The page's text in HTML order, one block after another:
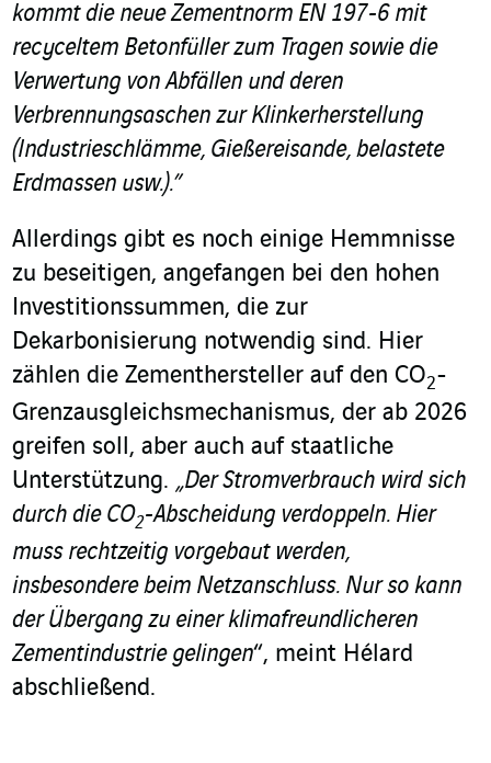
kommt die neue Zementnorm EN 197-6 mit
recyceltem Betonfüller zum Tragen sowie die
Verwertung von Abfällen und deren
Verbrennungsaschen zur Klinkerherstellung
(Industrieschlämme, Gießereisande, belastete
Erdmassen usw.).”
Allerdings gibt es noch einige Hemmnisse
zu beseitigen, angefangen bei den hohen
Investitionssummen, die zur
Dekarbonisierung notwendig sind. Hier
zählen die Zementhersteller auf den CO2-
Grenzausgleichsmechanismus, der ab 2026
greifen soll, aber auch auf staatliche
Unterstützung. „Der Stromverbrauch wird sich
durch die CO2-Abscheidung verdoppeln. Hier
muss rechtzeitig vorgebaut werden,
insbesondere beim Netzanschluss. Nur so kann
der Übergang zu einer klimafreundlicheren
Zementindustrie gelingen“, meint Hélard
abschließend.